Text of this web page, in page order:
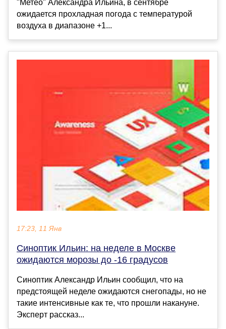
"Метео" Александра Ильина, в сентябре
ожидается прохладная погода с температурой
воздуха в диапазоне +1...
17:23, 11 Янв
Синоптик Ильин: на неделе в Москве
ожидаются морозы до -16 градусов
Синоптик Александр Ильин сообщил, что на
предстоящей неделе ожидаются снегопады, но не
такие интенсивные как те, что прошли накануне.
Эксперт рассказ...